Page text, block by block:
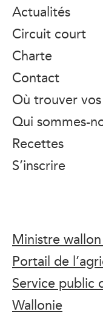
Actualités
Circuit court
Charte
Contact
Où trouver
Qui sommes-
Recettes
S’inscrire
Ministre
Portail de
Service public
Wallonie